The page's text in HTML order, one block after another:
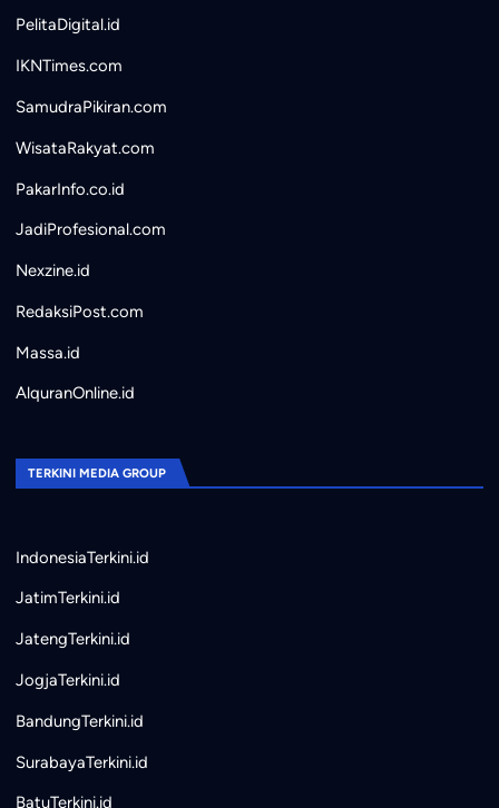
PelitaDigital.id
IKNTimes.com
SamudraPikiran.com
WisataRakyat.com
PakarInfo.co.id
JadiProfesional.com
Nexzine.id
RedaksiPost.com
Massa.id
AlquranOnline.id
TERKINI MEDIA GROUP
IndonesiaTerkini.id
JatimTerkini.id
JatengTerkini.id
JogjaTerkini.id
BandungTerkini.id
SurabayaTerkini.id
BatuTerkini.id